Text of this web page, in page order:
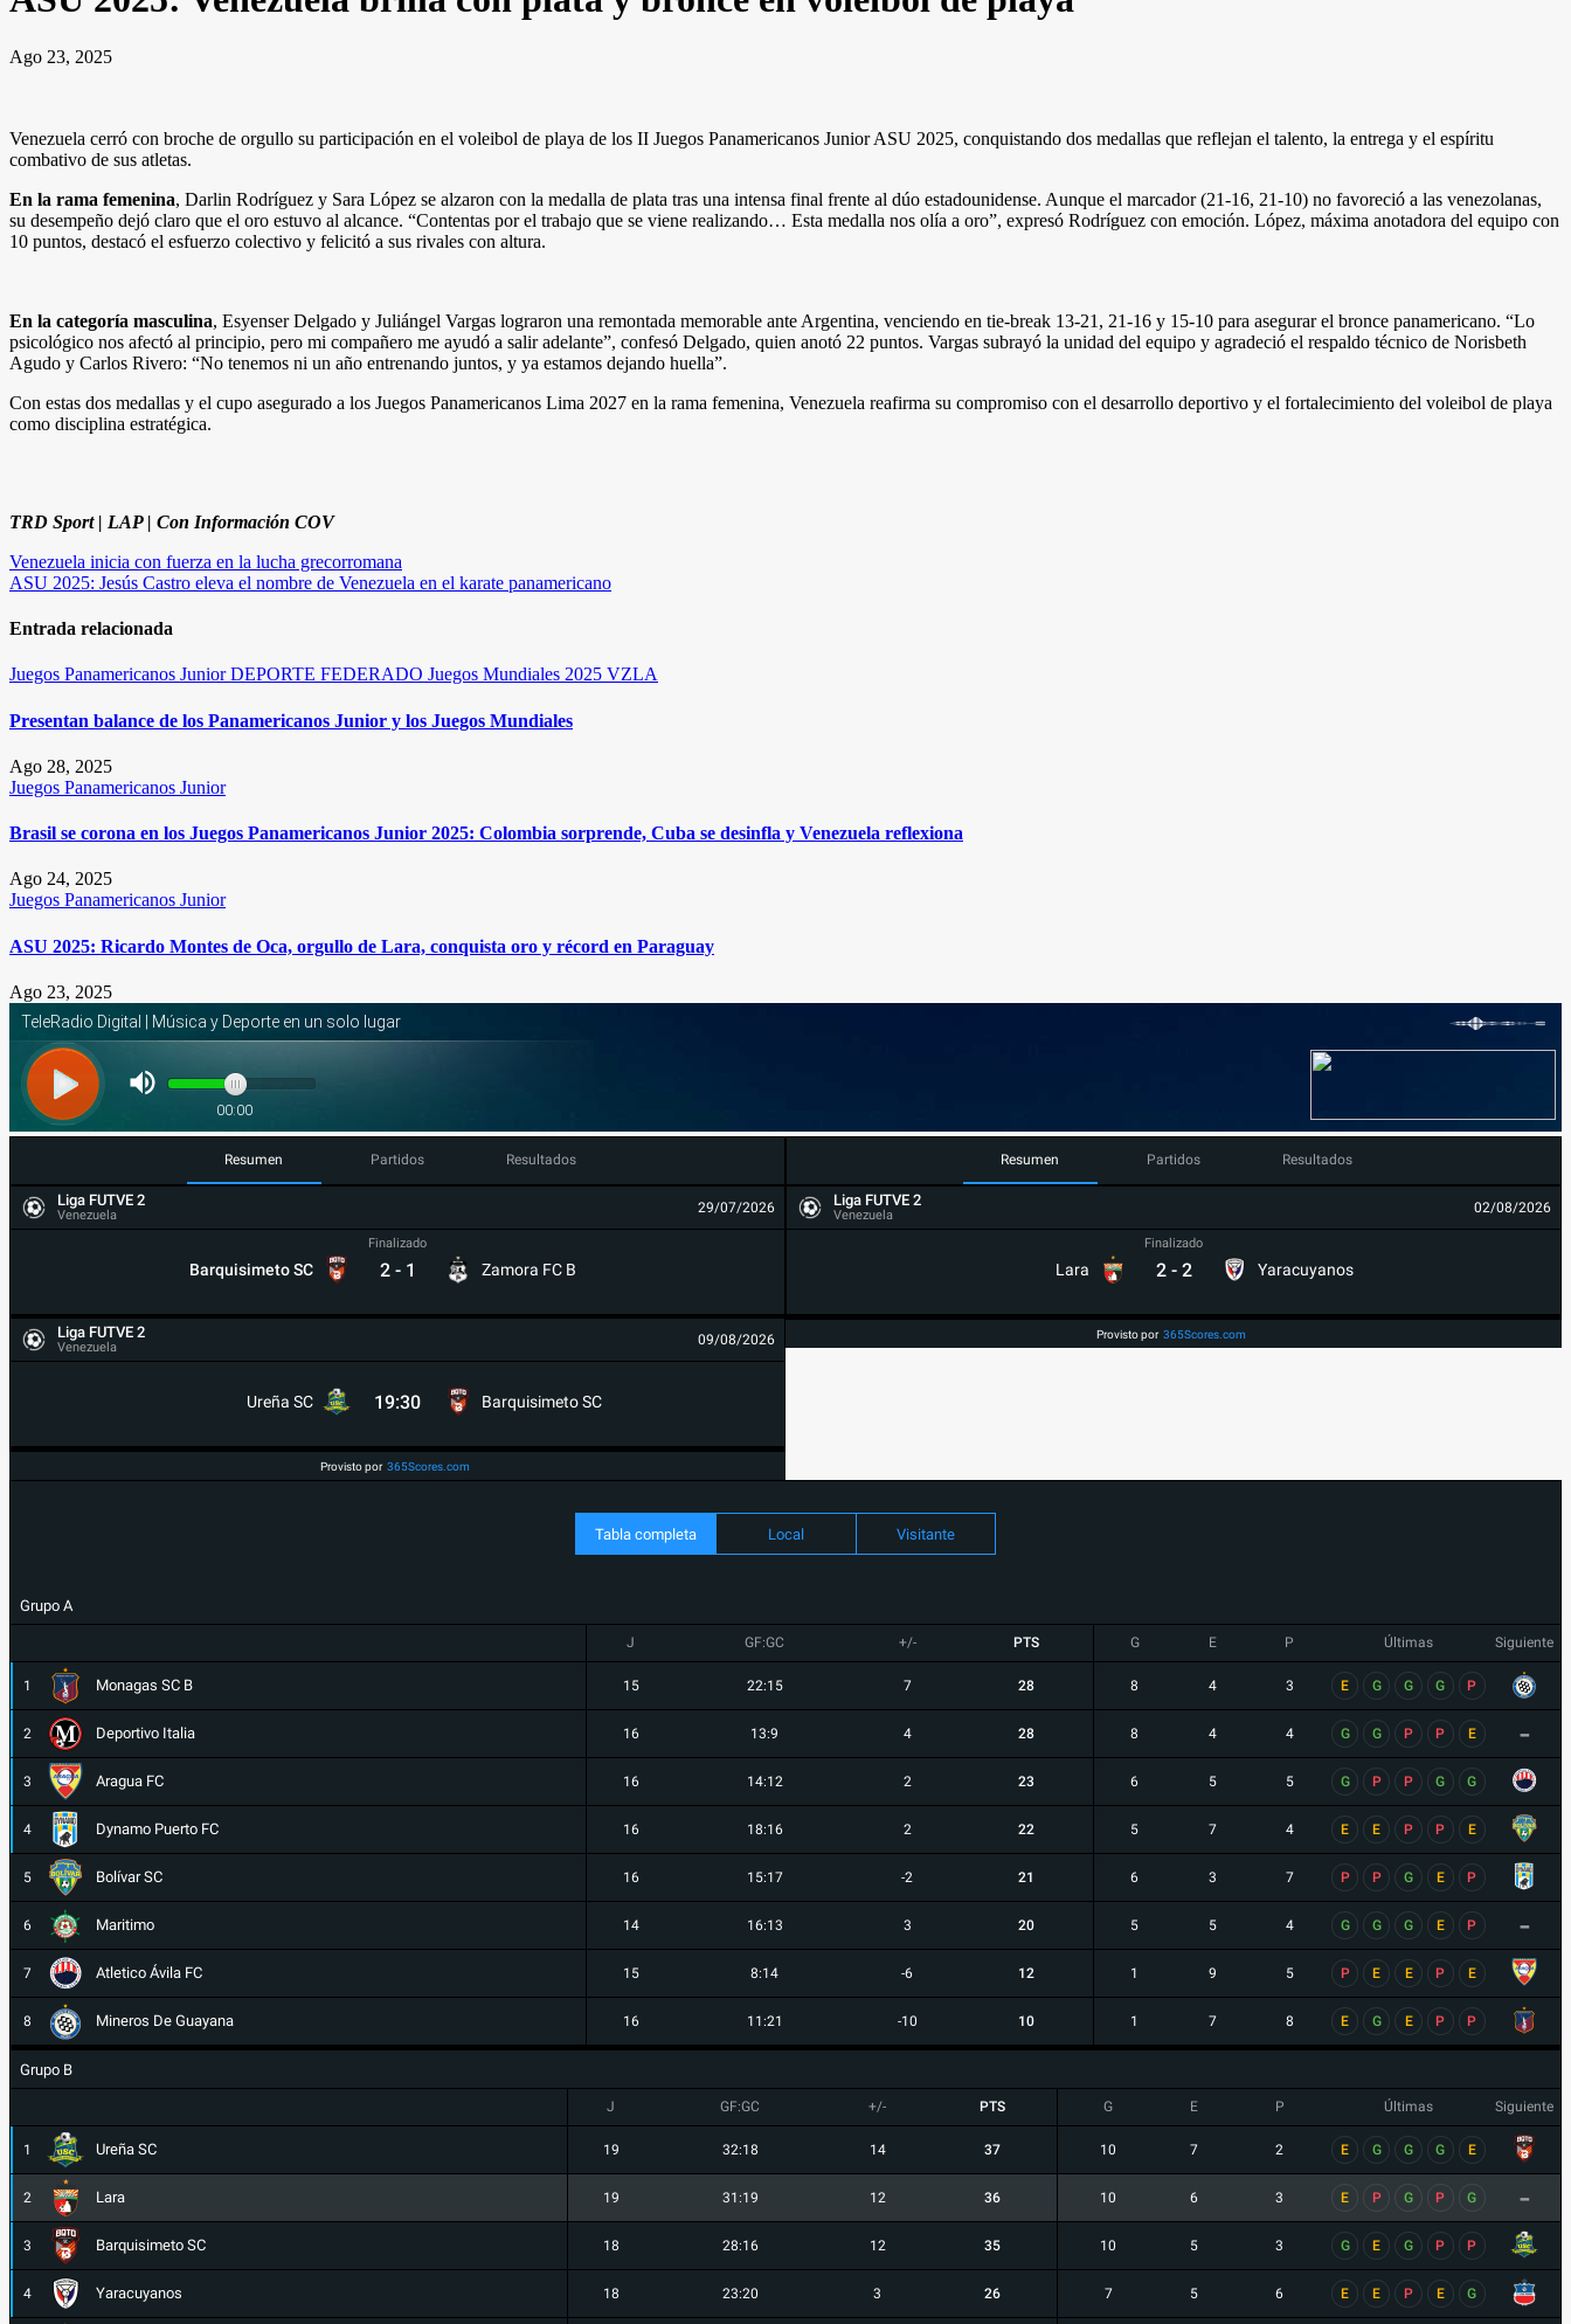
Ago 23, 2025
Venezuela cerró con broche de orgullo su participación en el voleibol de playa de los II Juegos Panamericanos Junior ASU 2025, conquistando dos medallas que reflejan el talento, la entrega y el espíritu
combativo de sus atletas.
En la rama femenina, Darlin Rodríguez y Sara López se alzaron con la medalla de plata tras una intensa final frente al dúo estadounidense. Aunque el marcador (21-16, 21-10) no favoreció a las venezolanas,
su desempeño dejó claro que el oro estuvo al alcance. “Contentas por el trabajo que se viene realizando… Esta medalla nos olía a oro”, expresó Rodríguez con emoción. López, máxima anotadora del equipo con
10 puntos, destacó el esfuerzo colectivo y felicitó a sus rivales con altura.
En la categoría masculina, Esyenser Delgado y Juliángel Vargas lograron una remontada memorable ante Argentina, venciendo en tie-break 13-21, 21-16 y 15-10 para asegurar el bronce panamericano. “Lo
psicológico nos afectó al principio, pero mi compañero me ayudó a salir adelante”, confesó Delgado, quien anotó 22 puntos. Vargas subrayó la unidad del equipo y agradeció el respaldo técnico de Norisbeth
Agudo y Carlos Rivero: “No tenemos ni un año entrenando juntos, y ya estamos dejando huella”.
Con estas dos medallas y el cupo asegurado a los Juegos Panamericanos Lima 2027 en la rama femenina, Venezuela reafirma su compromiso con el desarrollo deportivo y el fortalecimiento del voleibol de playa
como disciplina estratégica.
TRD Sport | LAP | Con Información COV
Navegación
de
entradas
Venezuela inicia con fuerza en la lucha grecorromana
ASU 2025: Jesús Castro eleva el nombre de Venezuela en el karate panamericano
Entrada relacionada
Juegos Panamericanos JuniorDEPORTE FEDERADO Juegos Mundiales 2025 VZLA
Presentan balance de los Panamericanos Junior y los Juegos Mundiales
Ago 28, 2025
Juegos Panamericanos Junior
Brasil se corona en los Juegos Panamericanos Junior 2025: Colombia sorprende, Cuba se desinfla y Venezuela reflexiona
Ago 24, 2025
Juegos Panamericanos Junior
ASU 2025: Ricardo Montes de Oca, orgullo de Lara, conquista oro y récord en Paraguay
Ago 23, 2025
Resumen Partidos Resultados
Liga FUTVE 2
Venezuela 29/07/2026
Barquisimeto SC
Finalizado
2 - 1 Zamora FC B
Liga FUTVE 2
Venezuela 09/08/2026
Ureña SC 19:30 Barquisimeto SC
Provisto por 365Scores.com
Resumen Partidos Resultados
Liga FUTVE 2
Venezuela 02/08/2026
Lara
Finalizado
2 - 2 Yaracuyanos
Provisto por 365Scores.com
Tabla completa Local Visitante
Grupo A
J GF:GC +/- PTS G E P Últimas Siguiente
1 Monagas SC B 15 22:15 7 28 8 4 3 E G G G P
2 Deportivo Italia 16 13:9 4 28 8 4 4 G G P P E -
3 Aragua FC 16 14:12 2 23 6 5 5 G P P G G
4 Dynamo Puerto FC 16 18:16 2 22 5 7 4 E E P P E
5 Bolívar SC 16 15:17 -2 21 6 3 7 P P G E P
6 Maritimo 14 16:13 3 20 5 5 4 G G G E P -
7 Atletico Ávila FC 15 8:14 -6 12 1 9 5 P E E P E
8 Mineros De Guayana 16 11:21 -10 10 1 7 8 E G E P P
Grupo B
J GF:GC +/- PTS G E P Últimas Siguiente
1 Ureña SC 19 32:18 14 37 10 7 2 E G G G E
2 Lara 19 31:19 12 36 10 6 3 E P G P G -
3 Barquisimeto SC 18 28:16 12 35 10 5 3 G E G P P
4 Yaracuyanos 18 23:20 3 26 7 5 6 E E P E G